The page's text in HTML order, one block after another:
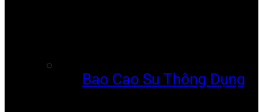
Bao Cao Su Thông Dụng